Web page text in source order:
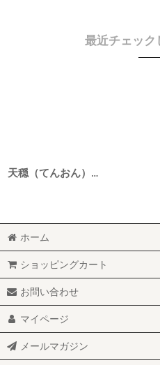
最近チェック
天穏（てんおん） 生もと純米吟醸 土雲（つちぐも） 二火 5BY 1800ml
ホーム
ショッピングカート
お問い合わせ
マイページ
メールマガジン